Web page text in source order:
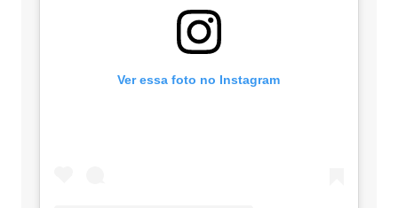
Ver essa foto no Instagram